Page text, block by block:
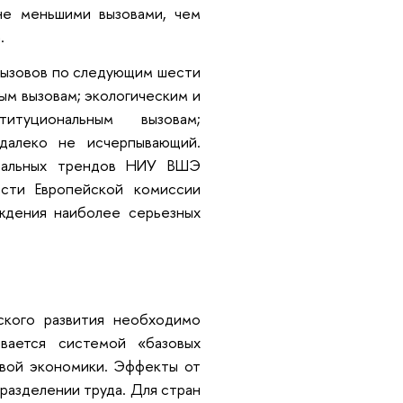
меньшими вызовами, чем
по следующим шести
вызовам; экологическим и
вызовам;
не исчерпывающий.
трендов НИУ ВШЭ
Европейской комиссии
наиболее серьезных
развития необходимо
системой «базовых
экономики. Эффекты от
труда. Для стран